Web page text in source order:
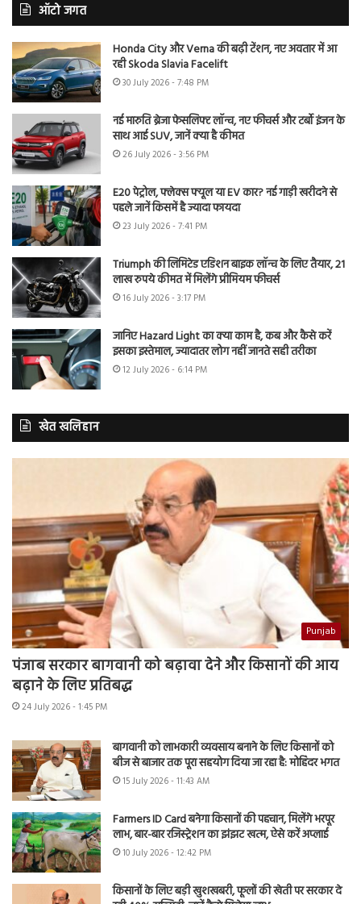
ऑटो जगत
Honda City और Verna की बढ़ी टेंशन, नए अवतार में आ
रही Skoda Slavia Facelift
30 July 2026 - 7:48 PM
नई मारुति ब्रेजा फेसलिफ्ट लॉन्च, नए फीचर्स और टर्बो इंजन के
साथ आई SUV, जानें क्या है कीमत
26 July 2026 - 3:56 PM
E20 पेट्रोल, फ्लेक्स फ्यूल या EV कार? नई गाड़ी खरीदने से
पहले जानें किसमें है ज्यादा फायदा
23 July 2026 - 7:41 PM
Triumph की लिमिटेड एडिशन बाइक लॉन्च के लिए तैयार, 21
लाख रुपये कीमत में मिलेंगे प्रीमियम फीचर्स
16 July 2026 - 3:17 PM
जानिए Hazard Light का क्या काम है, कब और कैसे करें
इसका इस्तेमाल, ज्यादातर लोग नहीं जानते सही तरीका
12 July 2026 - 6:14 PM
खेत खलिहान
Punjab
पंजाब सरकार बागवानी को बढ़ावा देने और किसानों की आय
बढ़ाने के लिए प्रतिबद्ध
24 July 2026 - 1:45 PM
बागवानी को लाभकारी व्यवसाय बनाने के लिए किसानों को
बीज से बाजार तक पूरा सहयोग दिया जा रहा है: मोहिंदर भगत
15 July 2026 - 11:43 AM
Farmers ID Card बनेगा किसानों की पहचान, मिलेंगे भरपूर
लाभ, बार-बार रजिस्ट्रेशन का झंझट खत्म, ऐसे करें अप्लाई
10 July 2026 - 12:42 PM
किसानों के लिए बड़ी खुशखबरी, फूलों की खेती पर सरकार दे